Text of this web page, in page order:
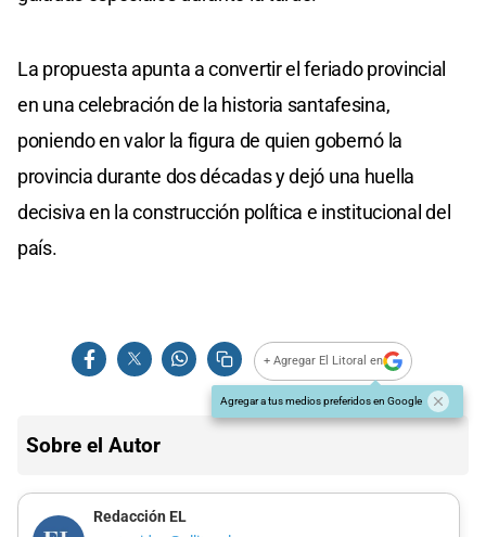
La propuesta apunta a convertir el feriado provincial
en una celebración de la historia santafesina,
poniendo en valor la figura de quien gobernó la
provincia durante dos décadas y dejó una huella
decisiva en la construcción política e institucional del
país.
+ Agregar El Litoral en
Agregar a tus medios preferidos en Google
Sobre el Autor
Redacción EL